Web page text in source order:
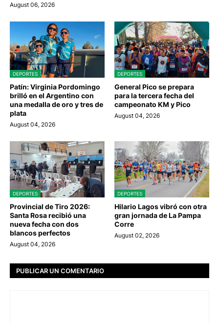
August 06, 2026
DEPORTES
Patín: Virginia Pordomingo
brilló en el Argentino con
una medalla de oro y tres de
plata
August 04, 2026
DEPORTES
General Pico se prepara
para la tercera fecha del
campeonato KM y Pico
August 04, 2026
DEPORTES
Provincial de Tiro 2026:
Santa Rosa recibió una
nueva fecha con dos
blancos perfectos
August 04, 2026
DEPORTES
Hilario Lagos vibró con otra
gran jornada de La Pampa
Corre
August 02, 2026
PUBLICAR UN COMENTARIO